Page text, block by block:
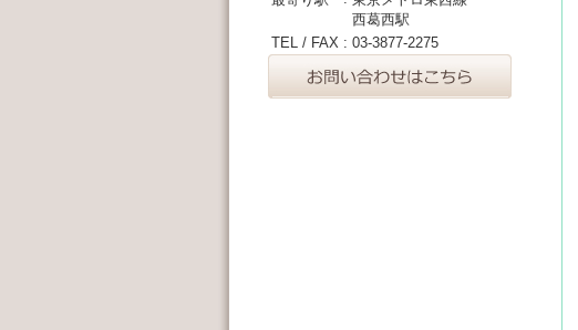
西葛西駅
TEL / FAX : 03-3877-2275